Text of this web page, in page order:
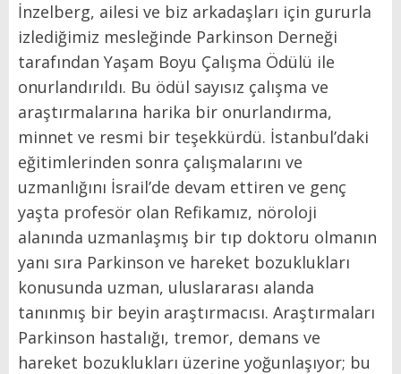
İnzelberg, ailesi ve biz arkadaşları için gururla
izlediğimiz mesleğinde Parkinson Derneği
tarafından Yaşam Boyu Çalışma Ödülü ile
onurlandırıldı. Bu ödül sayısız çalışma ve
araştırmalarına harika bir onurlandırma,
minnet ve resmi bir teşekkürdü. İstanbul’daki
eğitimlerinden sonra çalışmalarını ve
uzmanlığını İsrail’de devam ettiren ve genç
yaşta profesör olan Refikamız, nöroloji
alanında uzmanlaşmış bir tıp doktoru olmanın
yanı sıra Parkinson ve hareket bozuklukları
konusunda uzman, uluslararası alanda
tanınmış bir beyin araştırmacısı. Araştırmaları
Parkinson hastalığı, tremor, demans ve
hareket bozuklukları üzerine yoğunlaşıyor; bu